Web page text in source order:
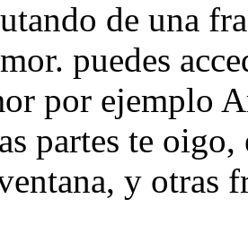
de una
puedes
por ejemplo
partes te
y otras